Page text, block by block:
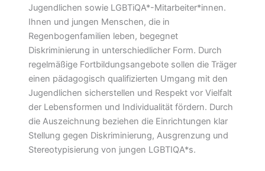
Jugendlichen sowie LGBTiQA*-Mitarbeiter*innen.
Ihnen und jungen Menschen, die in
Regenbogenfamilien leben, begegnet
Diskriminierung in unterschiedlicher Form. Durch
regelmäßige Fortbildungsangebote sollen die Träger
einen pädagogisch qualifizierten Umgang mit den
Jugendlichen sicherstellen und Respekt vor Vielfalt
der Lebensformen und Individualität fördern. Durch
die Auszeichnung beziehen die Einrichtungen klar
Stellung gegen Diskriminierung, Ausgrenzung und
Stereotypisierung von jungen LGBTIQA*s.